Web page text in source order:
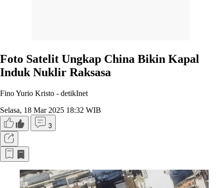
Foto Satelit Ungkap China Bikin Kapal
Induk Nuklir Raksasa
Fino Yurio Kristo - detikInet
Selasa, 18 Mar 2025 18:32 WIB
3